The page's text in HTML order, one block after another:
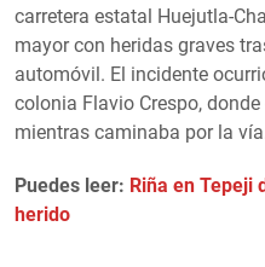
carretera estatal Huejutla-
mayor con heridas graves
automóvil. El incidente
colonia Flavio Crespo,
mientras caminaba por la
Puedes leer: Riña en Tepeji
herido